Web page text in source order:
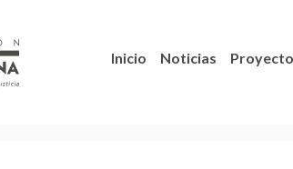
Inicio Noticias